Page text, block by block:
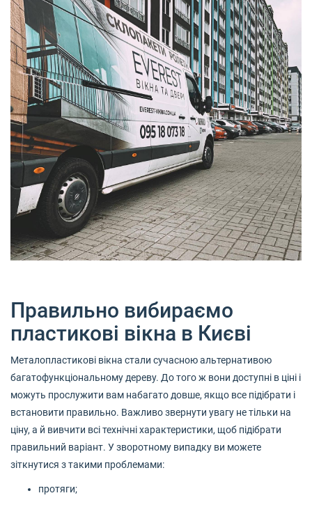
Правильно вибираємо
пластикові вікна в Києві
Металопластикові вікна стали сучасною альтернативою
багатофункціональному дереву. До того ж вони доступні в ціні і
можуть прослужити вам набагато довше, якщо все підібрати і
встановити правильно. Важливо звернути увагу не тільки на
ціну, а й вивчити всі технічні характеристики, щоб підібрати
правильний варіант. У зворотному випадку ви можете
зіткнутися з такими проблемами:
протяги;